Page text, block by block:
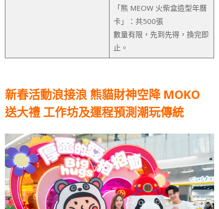
「熊 MEOW 火柴盒造型年曆
卡」：共500張
數量有限，先到先得，換完即
止。
新春活動浪接浪 熊貓財神空降 MOKO
送大禮 工作坊及運程預測潮玩傳統